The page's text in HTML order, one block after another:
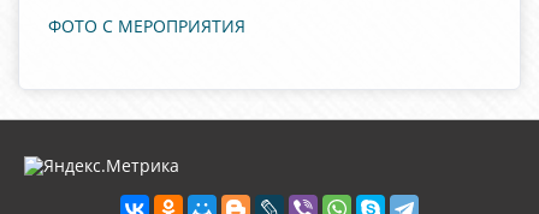
ФОТО С МЕРОПРИЯТИЯ